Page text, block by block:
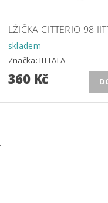
LŽIČKA CITTERIO 98
skladem
Značka:IITTALA
360 Kč